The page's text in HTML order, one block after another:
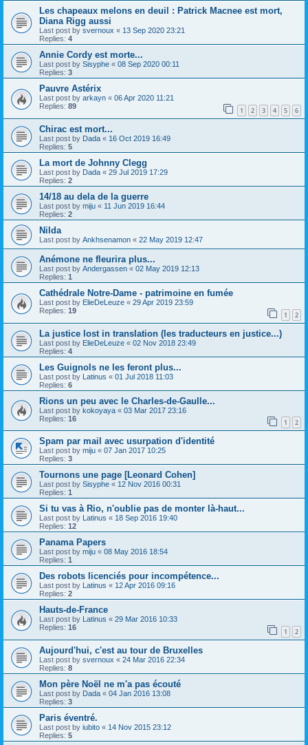
Les chapeaux melons en deuil : Patrick Macnee est mort,
Diana Rigg aussi
Last post by svernoux « 13 Sep 2020 23:21
Replies: 4
Annie Cordy est morte...
Last post by Sisyphe « 08 Sep 2020 00:11
Replies: 3
Pauvre Astérix
Last post by arkayn « 06 Apr 2020 11:21
Replies: 89 1 2 3 4 5 6
Chirac est mort...
Last post by Dada « 16 Oct 2019 16:49
Replies: 5
La mort de Johnny Clegg
Last post by Dada « 29 Jul 2019 17:29
Replies: 2
14/18 au dela de la guerre
Last post by miju « 11 Jun 2019 16:44
Replies: 2
Nilda
Last post by Ankhsenamon « 22 May 2019 12:47
Anémone ne fleurira plus...
Last post by Andergassen « 02 May 2019 12:13
Replies: 1
Cathédrale Notre-Dame - patrimoine en fumée
Last post by ElieDeLeuze « 29 Apr 2019 23:59
Replies: 19 1 2
La justice lost in translation (les traducteurs en justice...)
Last post by ElieDeLeuze « 02 Nov 2018 23:49
Replies: 4
Les Guignols ne les feront plus...
Last post by Latinus « 01 Jul 2018 11:03
Replies: 6
Rions un peu avec le Charles-de-Gaulle...
Last post by kokoyaya « 03 Mar 2017 23:16
Replies: 16 1 2
Spam par mail avec usurpation d'identité
Last post by miju « 07 Jan 2017 10:25
Replies: 3
Tournons une page [Leonard Cohen]
Last post by Sisyphe « 12 Nov 2016 00:31
Replies: 1
Si tu vas à Rio, n'oublie pas de monter là-haut...
Last post by Latinus « 18 Sep 2016 19:40
Replies: 12
Panama Papers
Last post by miju « 08 May 2016 18:54
Replies: 1
Des robots licenciés pour incompétence...
Last post by Latinus « 12 Apr 2016 09:16
Replies: 2
Hauts-de-France
Last post by Latinus « 29 Mar 2016 10:33
Replies: 16 1 2
Aujourd'hui, c'est au tour de Bruxelles
Last post by svernoux « 24 Mar 2016 22:34
Replies: 8
Mon père Noël ne m'a pas écouté
Last post by Dada « 04 Jan 2016 13:08
Replies: 3
Paris éventré.
Last post by iubito « 14 Nov 2015 23:12
Replies: 5